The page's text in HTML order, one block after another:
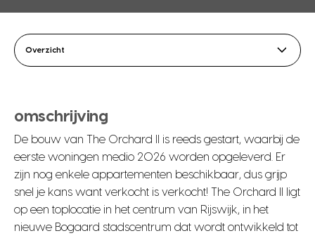
Overzicht
omschrijving
De bouw van The Orchard II is reeds gestart, waarbij de
eerste woningen medio 2026 worden opgeleverd. Er
zijn nog enkele appartementen beschikbaar, dus grijp
snel je kans want verkocht is verkocht! The Orchard II ligt
op een toplocatie in het centrum van Rijswijk, in het
nieuwe Bogaard stadscentrum dat wordt ontwikkeld tot